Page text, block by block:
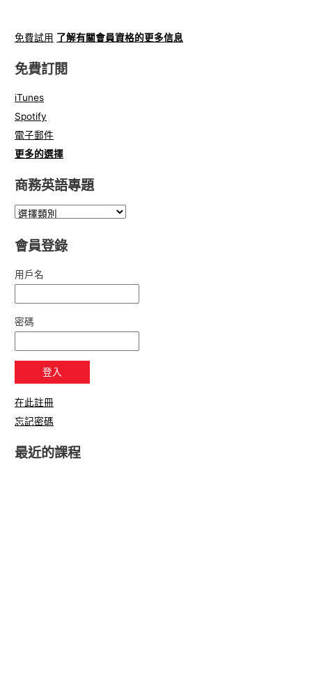
免費試用 了解有關會員資格的更多信息
免費訂閱
iTunes
Spotify
電子郵件
更多的選擇
商務英語專題
會員登錄
用戶名
密碼
在此註冊
忘記密碼
最近的課程